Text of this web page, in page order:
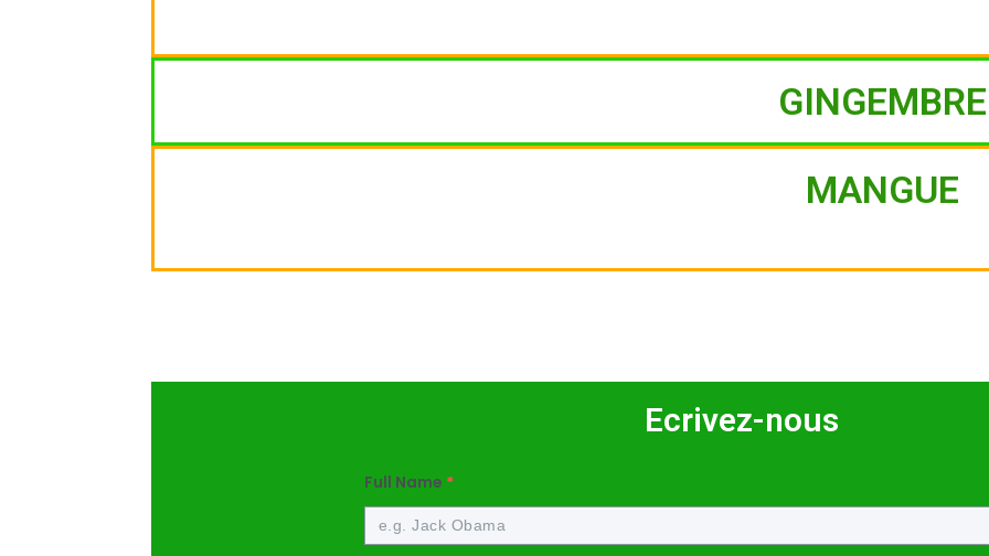
GINGEMBRE
MANGUE
Ecrivez-nous
Full Name *